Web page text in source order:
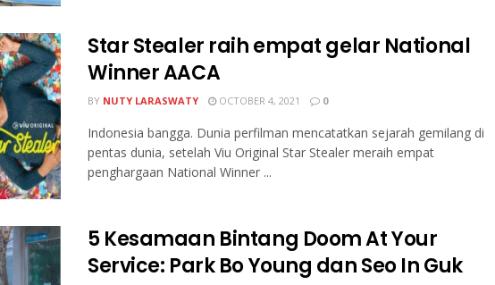
Star Stealer raih empat gelar National
Winner AACA
BY NUTY LARASWATY OCTOBER 4, 2021 0
Indonesia bangga. Dunia perfilman mencatatkan sejarah gemilang di
pentas dunia, setelah Viu Original Star Stealer meraih empat
penghargaan National Winner ...
5 Kesamaan Bintang Doom At Your
Service: Park Bo Young dan Seo In Guk